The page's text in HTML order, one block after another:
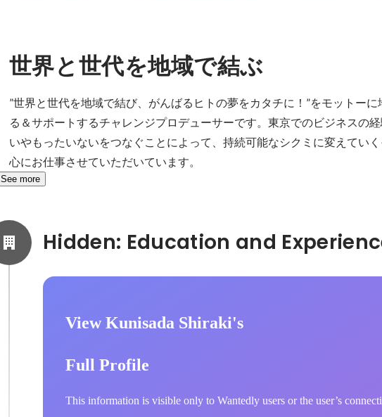
世界と世代を地域で結ぶ
”世界と世代を地域で結び、がんばるヒトの夢をカタチに！”をモットー
る＆サポートするチャレンジプロデューサーです。東京でのビジネスの
いやもったいないをつなぐことによって、持続可能なシクミに変えてい
心にお仕事させていただいています。
See more
View Kunisada Shiraki's
Full Profile
This information is visible only to Wantedly users or the user’s